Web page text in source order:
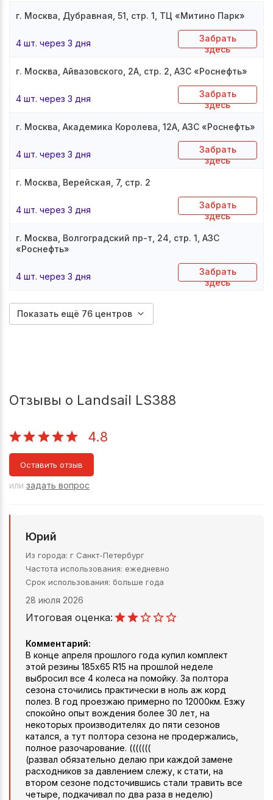
г. Москва, Дубравная, 51, стр. 1, ТЦ «Митино Парк»
4 шт. через 3 дня
Забрать
здесь
г. Москва, Айвазовского, 2А, стр. 2, АЗС «Роснефть»
4 шт. через 3 дня
Забрать
здесь
г. Москва, Академика Королева, 12А, АЗС «Роснефть»
4 шт. через 3 дня
Забрать
здесь
г. Москва, Верейская, 7, стр. 2
4 шт. через 3 дня
Забрать
здесь
г. Москва, Волгоградский пр-т, 24, стр. 1, АЗС
«Роснефть»
4 шт. через 3 дня
Забрать
здесь
Показать ещё 76 центров
Отзывы о Landsail LS388
4.8
Оставить отзыв
или задать вопрос
Юрий
Из города г Санкт-Петербург
Частота использования ежедневно
Срок использования больше года
28 июля 2026
Итоговая оценка:
Комментарий:
В конце апреля прошлого года купил комплект
этой резины 185х65 R15 на прошлой неделе
выбросил все 4 колеса на помойку. За полтора
сезона сточились практически в ноль аж корд
полез. В год проезжаю примерно по 12000км. Езжу
спокойно опыт вождения более 30 лет, на
некоторых производителях до пяти сезонов
катался, а тут полтора сезона не продержались,
полное разочарование. (((((((
(развал обязательно делаю при каждой замене
расходников за давлением слежу, к стати, на
втором сезоне подсточившись стали травить все
четыре, подкачивал по два раза в неделю)